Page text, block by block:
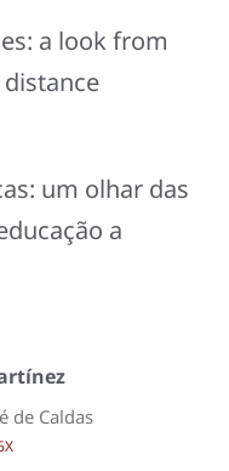
a look from
um olhar das
a
de Caldas